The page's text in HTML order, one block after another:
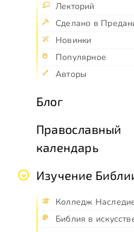
Лекторий
Сделано в
Новинки
Популярное
Авторы
Блог
Православный
календарь
Изучение
Колледж
Библия в